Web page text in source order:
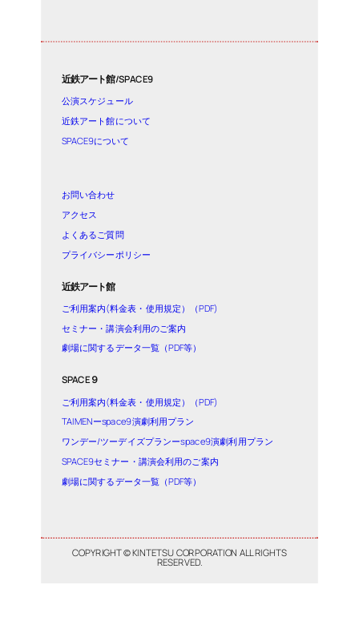
近鉄アート館/SPACE9
公演スケジュール
近鉄アート館について
SPACE9について
お問い合わせ
アクセス
よくあるご質問
プライバシーポリシー
近鉄アート館
ご利用案内(料金表・使用規定）（PDF)
セミナー・講演会利用のご案内
劇場に関するデータ一覧（PDF等）
SPACE９
ご利用案内(料金表・使用規定）（PDF)
TAIMENーspace9演劇利用プラン
ワンデー/ツーデイズプランーspace9演劇利用プラン
SPACE9セミナー・講演会利用のご案内
劇場に関するデータ一覧（PDF等）
COPYRIGHT © KINTETSU CORPORATION ALL RIGHTS
RESERVED.